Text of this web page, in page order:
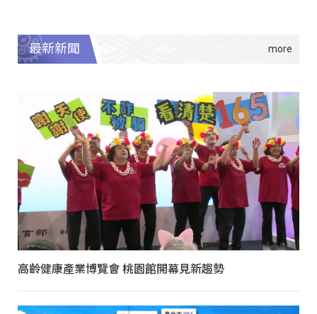
最新新聞
高齡健康產業博覽會 桃園館開幕見新趨勢